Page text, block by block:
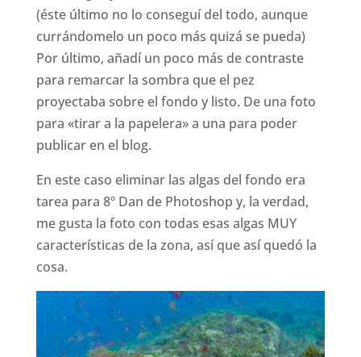
(éste último no lo conseguí del todo, aunque
currándomelo un poco más quizá se pueda)
Por último, añadí un poco más de contraste
para remarcar la sombra que el pez
proyectaba sobre el fondo y listo. De una foto
para «tirar a la papelera» a una para poder
publicar en el blog.
En este caso eliminar las algas del fondo era
tarea para 8º Dan de Photoshop y, la verdad,
me gusta la foto con todas esas algas MUY
características de la zona, así que así quedó la
cosa.